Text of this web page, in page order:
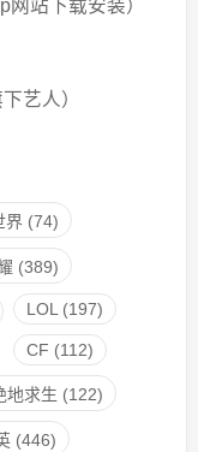
站下载安装）
艺人）
界(74)
(389)
LOL (197)
CF (112)
地求生 (122)
(446)